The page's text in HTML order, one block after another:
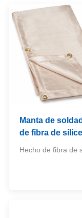
Manta de
de fibra de sílice
Hecho de fibra de